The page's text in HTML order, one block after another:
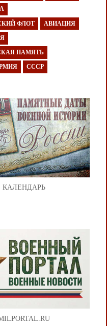
ФЛОТ АВИАЦИЯ
ПАМЯТЬ
СССР
КАЛЕНДАРЬ